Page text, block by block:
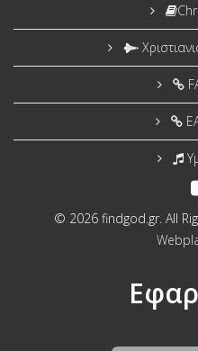
© 2026 findgod.gr. All